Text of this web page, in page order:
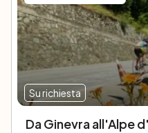
Su richiesta
Da Ginevra all'Alpe